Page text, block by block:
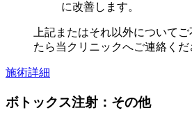
に改善します。
上記またはそれ以外について
たら当クリニックへご連絡くだ
施術詳細
ボトックス注射：その他